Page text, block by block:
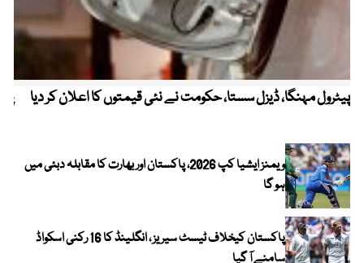
پیٹرول مہنگا، ڈیزل سستا، حکومت نے نئی قیمتوں کا اعلان کر دیا
ویمنز ایشیا کپ 2026، پاکستان اور بھارت کا مقابلہ دبئی میں
ہو گا
پاکستان کیخلاف ٹیسٹ سیریز ، انگلینڈ کا 16 رکنی اسکواڈ
سامنے آ گیا